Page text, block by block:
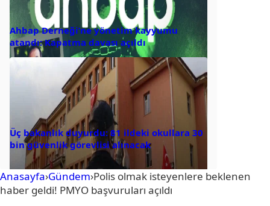
Ahbap Derneği’ne yönetim kayyumu
atandı: Kapatma davası açıldı
Üç bakanlık duyurdu: 81 ildeki okullara 30
bin güvenlik görevlisi alınacak
Anasayfa›Gündem›Polis olmak isteyenlere beklenen
haber geldi! PMYO başvuruları açıldı